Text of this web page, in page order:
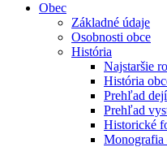
Obec
Základné údaje
Osobnosti obce
História
Najstaršie
História
Prehľad
Prehľad
Historické
Monografia